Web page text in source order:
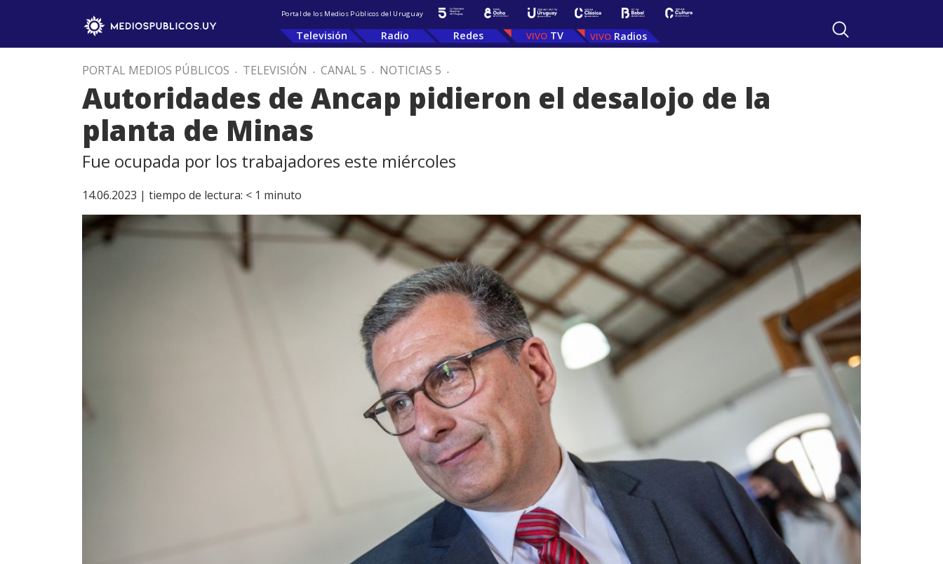
Portal de los Medios Públicos del Uruguay
Televisión Radio Redes TV Radios
PORTAL MEDIOS PÚBLICOS . TELEVISIÓN . CANAL 5 . NOTICIAS 5 .
Autoridades de Ancap pidieron el desalojo de la
planta de Minas
Fue ocupada por los trabajadores este miércoles
14.06.2023 | tiempo de lectura: < 1 minuto